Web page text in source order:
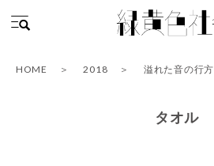
HOME 2018 溢れた音の行方
タオル